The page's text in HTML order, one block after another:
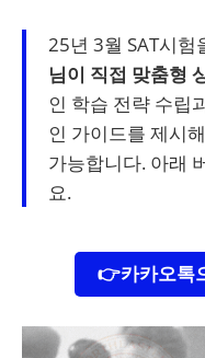
25년 3월 SAT시험
님이 직접 맞춤형
인 학습 전략 수립
인 가이드를 제시
가능합니다. 아래
요.
👉카카오톡